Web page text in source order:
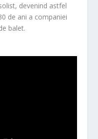
devenind astfel
de ani a companiei
balet.